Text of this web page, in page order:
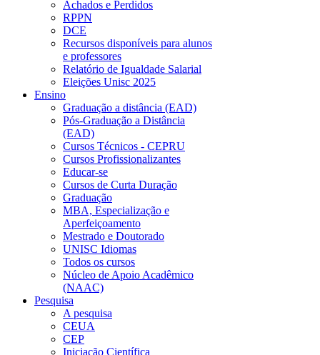
Achados e Perdidos
RPPN
DCE
Recursos disponíveis para alunos
e professores
Relatório de Igualdade Salarial
Eleições Unisc 2025
Ensino
Graduação a distância (EAD)
Pós-Graduação a Distância
(EAD)
Cursos Técnicos - CEPRU
Cursos Profissionalizantes
Educar-se
Cursos de Curta Duração
Graduação
MBA, Especialização e
Aperfeiçoamento
Mestrado e Doutorado
UNISC Idiomas
Todos os cursos
Núcleo de Apoio Acadêmico
(NAAC)
Pesquisa
A pesquisa
CEUA
CEP
Iniciação Científica